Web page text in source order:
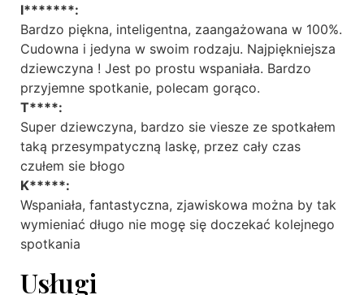
I*******:
Bardzo piękna, inteligentna, zaangażowana w 100%.
Cudowna i jedyna w swoim rodzaju. Najpiękniejsza
dziewczyna ! Jest po prostu wspaniała. Bardzo
przyjemne spotkanie, polecam gorąco.
T****:
Super dziewczyna, bardzo sie viesze ze spotkałem
taką przesympatyczną laskę, przez cały czas
czułem sie błogo
K*****:
Wspaniała, fantastyczna, zjawiskowa można by tak
wymieniać długo nie mogę się doczekać kolejnego
spotkania
Usługi